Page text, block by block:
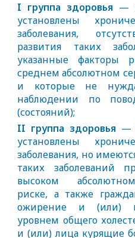
I группа здоровья —
установлены
заболевания,
развития таких
указанные факторы
среднем абсолютном
и которые не
наблюдении по
(состояний);
II группа здоровья —
установлены
заболевания, но
таких заболеваний
высоком
риске, а также
ожирение и (или)
уровнем общего
и (или) лица курящие